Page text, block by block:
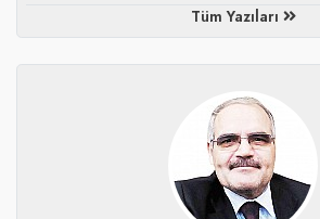
Tüm Yazıları